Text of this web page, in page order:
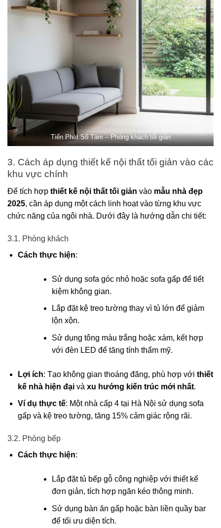
Tiến Phát Số Tám – Phòng khách tối giản
3. Cách áp dụng thiết kế nội thất tối giản vào các
khu vực chính
Để tích hợp thiết kế nội thất tối giản vào mẫu nhà đẹp
2025, cần áp dụng một cách linh hoạt vào từng khu vực
chức năng của ngôi nhà. Dưới đây là hướng dẫn chi tiết:
3.1. Phòng khách
Cách thực hiện:
Sử dụng sofa góc nhỏ hoặc sofa gấp để tiết
kiệm không gian.
Lắp đặt kệ treo tường thay vì tủ lớn để giảm
lộn xộn.
Sử dụng tông màu trắng hoặc xám, kết hợp
với đèn LED để tăng tính thẩm mỹ.
Lợi ích: Tạo không gian thoáng đãng, phù hợp với thiết
kế nhà hiện đạivà xu hướng kiến trúc mới nhất.
Ví dụ thực tế: Một nhà cấp 4 tại Hà Nội sử dụng sofa
gấp và kệ treo tường, tăng 15% cảm giác rộng rãi.
3.2. Phòng bếp
Cách thực hiện:
Lắp đặt tủ bếp gỗ công nghiệp với thiết kế
đơn giản, tích hợp ngăn kéo thông minh.
Sử dụng bàn ăn gấp hoặc bàn liền quầy bar
để tối ưu diện tích.